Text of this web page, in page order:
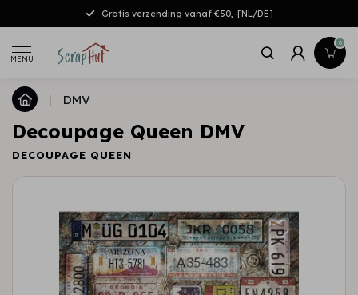
Gratis verzending vanaf €50,-[NL/DE]
MENU
0
| DMV
Decoupage Queen DMV
DECOUPAGE QUEEN